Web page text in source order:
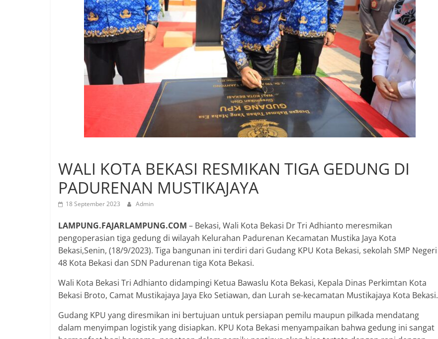
WALI KOTA BEKASI RESMIKAN TIGA GEDUNG DI
PADURENAN MUSTIKAJAYA
18 September 2023 Admin
LAMPUNG.FAJARLAMPUNG.COM – Bekasi, Wali Kota Bekasi Dr Tri Adhianto meresmikan
pengoperasian tiga gedung di wilayah Kelurahan Padurenan Kecamatan Mustika Jaya Kota
Bekasi,Senin, (18/9/2023). Tiga bangunan ini terdiri dari Gudang KPU Kota Bekasi, sekolah SMP Negeri
48 Kota Bekasi dan SDN Padurenan tiga Kota Bekasi.
Wali Kota Bekasi Tri Adhianto didampingi Ketua Bawaslu Kota Bekasi, Kepala Dinas Perkimtan Kota
Bekasi Broto, Camat Mustikajaya Jaya Eko Setiawan, dan Lurah se-kecamatan Mustikajaya Kota Bekasi.
Gudang KPU yang diresmikan ini bertujuan untuk persiapan pemilu maupun pilkada mendatang
dalam menyimpan logistik yang disiapkan. KPU Kota Bekasi menyampaikan bahwa gedung ini sangat